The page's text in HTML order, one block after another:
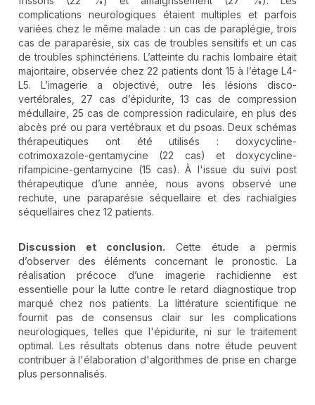
complications neurologiques étaient multiples et parfois
variées chez le même malade : un cas de paraplégie, trois
cas de paraparésie, six cas de troubles sensitifs et un cas
de troubles sphinctériens. L’atteinte du rachis lombaire était
majoritaire, observée chez 22 patients dont 15 à l’étage L4-
L5. L’imagerie a objectivé, outre les lésions disco-
vertébrales, 27 cas d’épidurite, 13 cas de compression
médullaire, 25 cas de compression radiculaire, en plus des
abcès pré ou para vertébraux et du psoas. Deux schémas
thérapeutiques ont été utilisés : doxycycline-
cotrimoxazole-gentamycine (22 cas) et doxycycline-
rifampicine-gentamycine (15 cas). À l'issue du suivi post
thérapeutique d’une année, nous avons observé une
rechute, une paraparésie séquellaire et des rachialgies
séquellaires chez 12 patients.
Discussion et conclusion. Cette étude a permis
d’observer des éléments concernant le pronostic. La
réalisation précoce d’une imagerie rachidienne est
essentielle pour la lutte contre le retard diagnostique trop
marqué chez nos patients. La littérature scientifique ne
fournit pas de consensus clair sur les complications
neurologiques, telles que l'épidurite, ni sur le traitement
optimal. Les résultats obtenus dans notre étude peuvent
contribuer à l'élaboration d'algorithmes de prise en charge
plus personnalisés.